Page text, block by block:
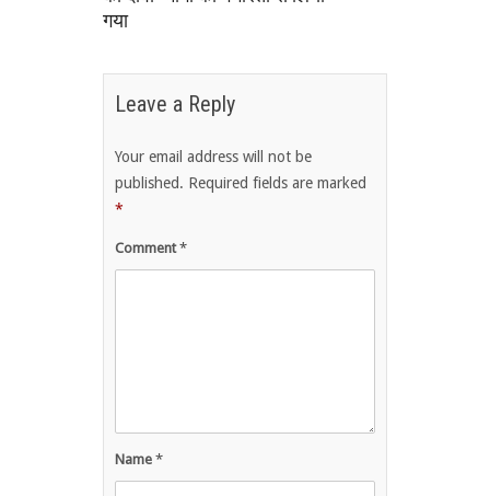
गया
Leave a Reply
Your email address will not be
published. Required fields are marked
*
Comment*
Name *